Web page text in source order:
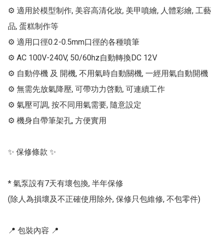
⚙ 適用於模型制作, 美容高清化妝, 美甲噴繪, 人體彩繪, 工藝
品, 蛋糕制作等
⚙ 適用口徑0.2-0.5mm口徑的各種噴筆
⚙ AC 100V-240V, 50/60hz自動轉換DC 12V
⚙ 自動停機 及 開機, 不用氣時自動關機, 一經用氣自動開機
⚙ 無需先放氣降壓, 可帶功力啓動, 可連續工作
⚙ 氣壓可調, 按不同用氣需要, 隨意設定
⚙ 機身自帶筆架孔, 方便實用
✨ 保修條款 ✨
* 氣泵設有7天有壞包換, 半年保修
(除人為損壞及不正確使用除外, 保修只包維修, 不包零件)
📍 包裝內容 📍